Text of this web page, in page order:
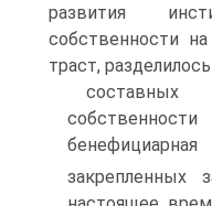
развития
собственности
траст,
закрепленных